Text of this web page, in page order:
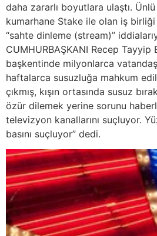
daha zararlı boyutlara ulaştı.
kumarhane Stake ile olan iş
“sahte dinleme (stream)”
CUMHURBAŞKANI Recep Tayyip
başkentinde milyonlarca
haftalarca susuzluğa mahkum
çıkmış, kışın ortasında susuz
özür dilemek yerine sorunu
televizyon kanallarını suçluyor.
basını suçluyor” dedi.